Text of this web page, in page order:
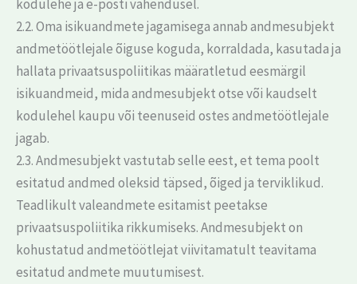
kodulehe ja e-posti vahendusel.
2.2. Oma isikuandmete jagamisega annab andmesubjekt
andmetöötlejale õiguse koguda, korraldada, kasutada ja
hallata privaatsuspoliitikas määratletud eesmärgil
isikuandmeid, mida andmesubjekt otse või kaudselt
kodulehel kaupu või teenuseid ostes andmetöötlejale
jagab.
2.3. Andmesubjekt vastutab selle eest, et tema poolt
esitatud andmed oleksid täpsed, õiged ja terviklikud.
Teadlikult valeandmete esitamist peetakse
privaatsuspoliitika rikkumiseks. Andmesubjekt on
kohustatud andmetöötlejat viivitamatult teavitama
esitatud andmete muutumisest.